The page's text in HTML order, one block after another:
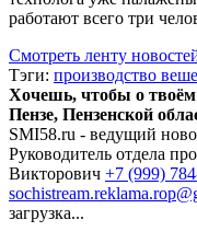
работают всего три
Смотреть ленту
Тэги: производство
Хочешь, чтобы о
Пензе, Пензенской
SMI58.ru - ведущий
Руководитель отдела
Викторович +7 (999)
загрузка...